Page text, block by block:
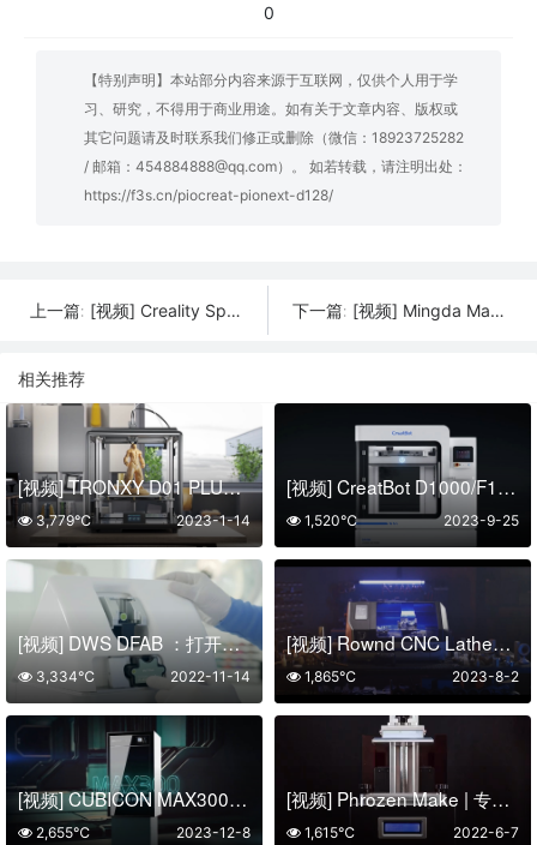
0
【特别声明】本站部分内容来源于互联网，仅供个人用于学
习、研究，不得用于商业用途。如有关于文章内容、版权或
其它问题请及时联系我们修正或删除（微信：18923725282
/ 邮箱：454884888@qq.com）。 如若转载，请注明出处：
https://f3s.cn/piocreat-pionext-d128/
上一篇: [视频] Creality Spider 快速陶瓷热端 高达300°C 支持400mm/s高速打印 下一篇: [视频] Mingda Magician X2 FDM 3D打印机 ：设计无限 魔法无限
相关推荐
[视频] TRONXY D01 PLUS GUARD V2 CoreXY结构一体直驱3D打印机
2023-1-14
3,779℃
[视频] CreatBot D1000/F1000超大尺寸工业级FDM 3D打印机
2023-9-25
1,520℃
[视频] DWS DFAB ：打开数字牙科革命的大门
2022-11-14
3,334℃
[视频] Rownd CNC Lathe：终极数控车床开启您的创意之旅
2023-8-2
1,865℃
[视频] CUBICON MAX300：世界上第一台355nm自上而下的SLA 3D打印机
2023-12-8
2,655℃
[视频] Phrozen Make | 专业 LCD 3D打印机触手可及
2022-6-7
1,615℃